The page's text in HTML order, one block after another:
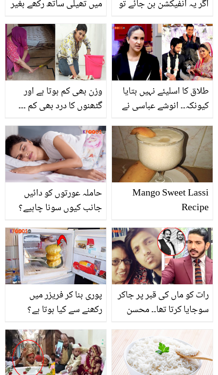
میں تھیلی ساتھ رکھے بغیر
بھی اس تکلیف کا شکار ہیں
تو جانیں علاج کے چند
طریقے
اگر یہ انفیکشن بن جائے تو
گھریلو نسخے آزمائیں اور
پاؤں کے تلوے پر موجود
کارن سے چھٹکارہ پائیں
وزن بھی کم ہوتا ہے اور
گٹھنوں کا درد بھی کم ۔۔۔
پونچھا یٹھ کر کیوں لگانا
چاہیئے؟ کچھ فائدے
طلاق کا اسلیئے نہیں بتایا
کیونکہ۔۔ انوشے عباسی نے
سالوں چھپائی رکھی؟
حاملہ عورتوں کو دائیں
جانب کیوں سونا چاہیے؟
فائدے جنھیں جان کر آپ
بھی سونے کا انداز بدل دیں
گے
Mango Sweet Lassi
Recipe
پوری بنا کر فریزر میں
رکھنے سے کیا ہوتا ہے؟
جو کولیسٹرول والے افراد
کے بہت کام آئے
رات کو ماں کی قبر پر جاکر
سوجایا کرتا تھا۔۔ محسن
کی موت کو یاد کر کے رو
پڑے